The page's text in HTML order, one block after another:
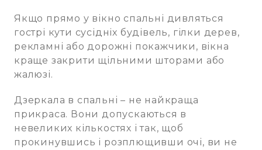
Якщо прямо у вікно спальні дивляться
гострі кути сусідніх будівель, гілки дерев,
рекламні або дорожні покажчики, вікна
краще закрити щільними шторами або
жалюзі.
Дзеркала в спальні – не найкраща
прикраса. Вони допускаються в
невеликих кількостях і так, щоб
прокинувшись і розплющивши очі, ви не